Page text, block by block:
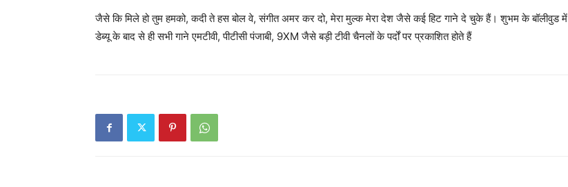
जैसे कि मिले हो तुम हमको, कदी ते हस बोल वे, संगीत अमर कर दो, मेरा मुल्क मेरा देश जैसे कई हिट गाने दे चुके हैं। शुभम के बॉलीवुड में
डेब्यू के बाद से ही सभी गाने एमटीवी, पीटीसी पंजाबी, 9XM जैसे बड़ी टीवी चैनलों के पर्दों पर प्रकाशित होते हैं